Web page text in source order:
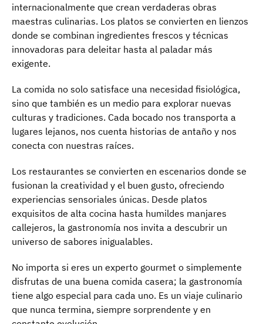
internacionalmente que crean verdaderas obras
maestras culinarias. Los platos se convierten en lienzos
donde se combinan ingredientes frescos y técnicas
innovadoras para deleitar hasta al paladar más
exigente.
La comida no solo satisface una necesidad fisiológica,
sino que también es un medio para explorar nuevas
culturas y tradiciones. Cada bocado nos transporta a
lugares lejanos, nos cuenta historias de antaño y nos
conecta con nuestras raíces.
Los restaurantes se convierten en escenarios donde se
fusionan la creatividad y el buen gusto, ofreciendo
experiencias sensoriales únicas. Desde platos
exquisitos de alta cocina hasta humildes manjares
callejeros, la gastronomía nos invita a descubrir un
universo de sabores inigualables.
No importa si eres un experto gourmet o simplemente
disfrutas de una buena comida casera; la gastronomía
tiene algo especial para cada uno. Es un viaje culinario
que nunca termina, siempre sorprendente y en